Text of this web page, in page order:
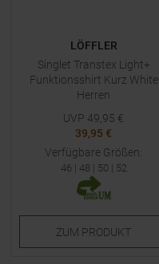
LÖFFLER
Singlet Transtex Light+
Funktionsshirt Kurz White
Herren
UVP 49,95 €
39,95 €
Verfügbare Größen:
46 | 48 | 50 | 52
ZUM PRODUKT